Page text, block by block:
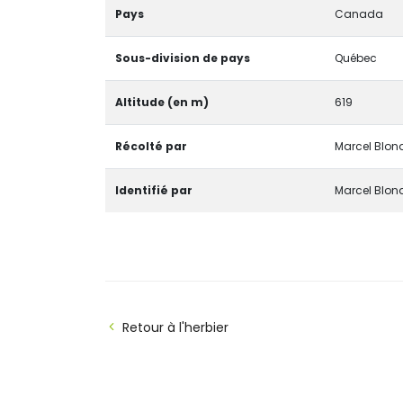
Pays Canada
Sous-division de pays Québec
Altitude (en m) 619
Récolté par Marcel
Identifié par Marcel
Retour à l'herbier